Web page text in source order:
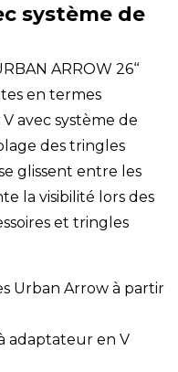
système de
ARROW 26‘‘
en termes
avec système de
des tringles
glissent entre les
la visibilité lors des
et tringles
Urban Arrow à partir
adaptateur en V